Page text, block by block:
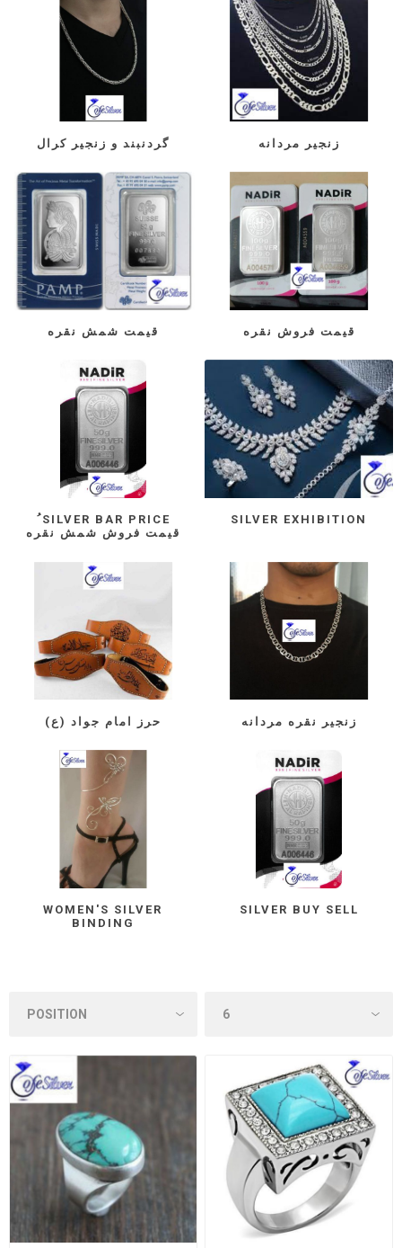
گردنبند و زنجیر کرال زنجیر مردانه
قیمت شمش نقره قیمت فروش نقره
ُ SILVER BAR PRICE
قیمت فروش شمش نقره
SILVER EXHIBITION
حرز امام جواد (ع) زنجیر نقره مردانه
WOMEN'S SILVER
BINDING
SILVER BUY SELL